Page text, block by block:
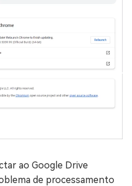
ao Google Drive
de processamento